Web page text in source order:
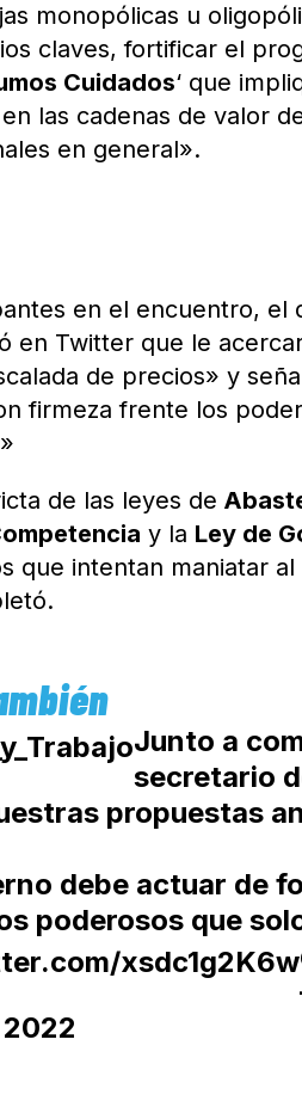
monopólicas u
claves, fortificar el
Cuidados‘ que
las cadenas de valor
en general».
en el encuentro, el
en Twitter que le
de precios» y
firmeza frente los
de las leyes de
y la Ley de
que intentan maniatar
Junto a
secretario
propuestas
debe actuar de
poderosos que
xsdc1g2K6w